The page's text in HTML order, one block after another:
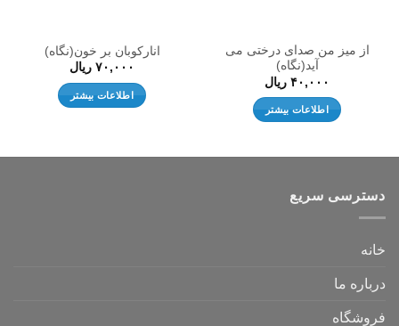
از میز من صدای درختی می
آید(نگاه)
۴۰,۰۰۰ ریال
اطلاعات بیشتر
انارکوبان بر خون(نگاه)
۷۰,۰۰۰ ریال
اطلاعات بیشتر
دسترسی سریع
خانه
درباره ما
فروشگاه